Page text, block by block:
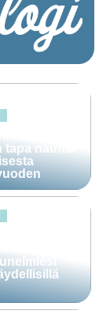
on
nauttia
salassa –